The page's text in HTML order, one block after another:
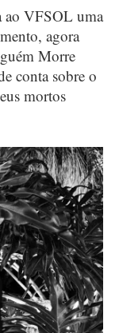
ao VFSOL uma
agora
Morre
conta sobre o
mortos